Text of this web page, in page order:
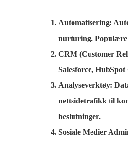
Automatisering:
nurturing. Populære
CRM (Customer
Salesforce,
Analyseverktøy:
nettsidetrafikk til
beslutninger.
Sosiale Medier